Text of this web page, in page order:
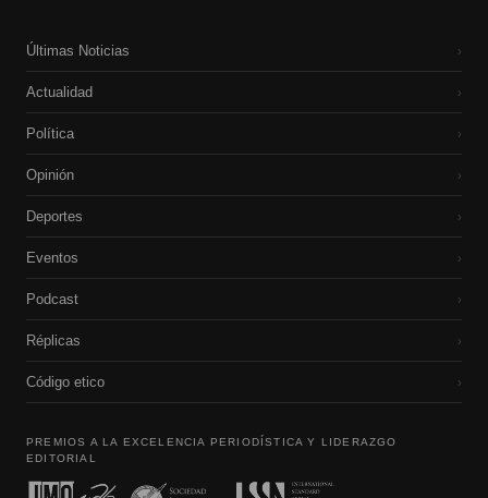
Últimas Noticias ›
Actualidad ›
Política ›
Opinión ›
Deportes ›
Eventos ›
Podcast ›
Réplicas ›
Código etico ›
PREMIOS A LA EXCELENCIA PERIODÍSTICA Y LIDERAZGO
EDITORIAL